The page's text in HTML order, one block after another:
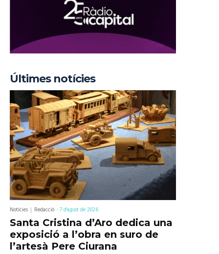
Últimes notícies
Notícies Redacció -7 d'agost de 2026
Santa Cristina d’Aro dedica una
exposició a l’obra en suro de
l’artesà Pere Ciurana